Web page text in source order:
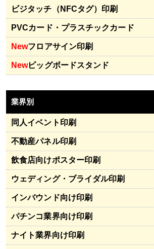
ビジタッチ（NFCタグ）印刷
PVCカード・プラスチックカード
Newフロアサイン印刷
Newビッグボードスタンド
業界別
同人イベント印刷
不動産パネル印刷
飲食店向けポスター印刷
ウェディング・ブライダル印刷
インバウンド向け印刷
パチンコ業界向け印刷
ナイト業界向け印刷